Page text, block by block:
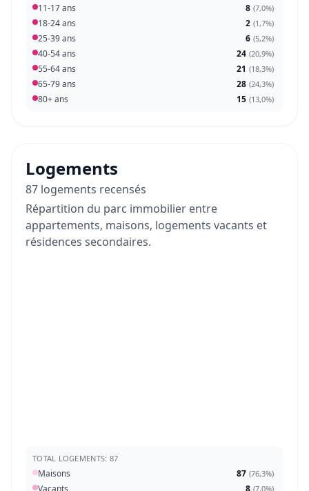
11-17 ans 8 (7,0%)
18-24 ans 2 (1,7%)
25-39 ans 6 (5,2%)
40-54 ans 24 (20,9%)
55-64 ans 21 (18,3%)
65-79 ans 28 (24,3%)
80+ ans 15 (13,0%)
Logements
87 logements recensés
Répartition du parc immobilier entre
appartements, maisons, logements vacants et
résidences secondaires.
TOTAL LOGEMENTS: 87
Maisons 87 (76,3%)
(7,0%)